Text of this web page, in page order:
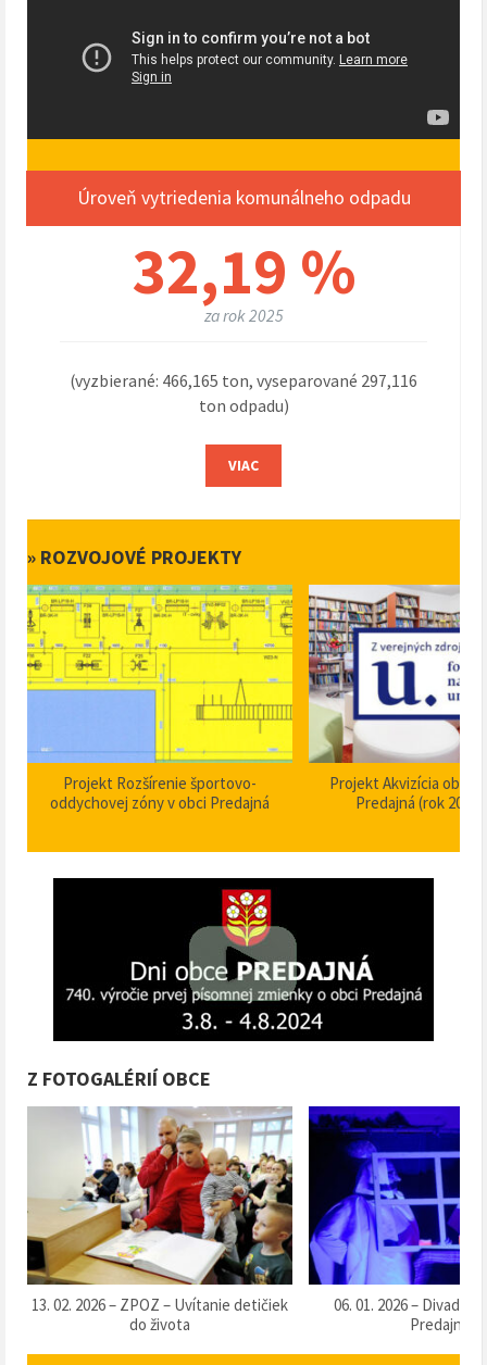
Úroveň vytriedenia komunálneho odpadu
32,19 %
za rok 2025
(vyzbierané: 466,165 ton, vyseparované 297,116
ton odpadu)
VIAC
» ROZVOJOVÉ PROJEKTY
Projekt Akvizícia obecnej knižnice
Predajná (rok 2024 – 2025)
Projekt Dom smútku
stavebné úpravy
Z FOTOGALÉRIÍ OBCE
06. 01. 2026 – Divadlo „Táračky“ v
Predajnej
13. 12. 2025 – Súťaž o
klobásu 2025“ v